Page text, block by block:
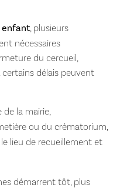
enfant, plusieurs
nécessaires
du cercueil,
délais peuvent
de la mairie,
ou du crématorium,
lieu de recueillement et
démarrent tôt, plus